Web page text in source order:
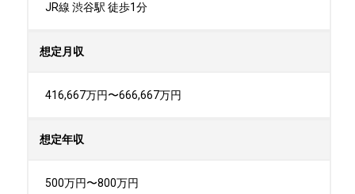
JR線 渋谷駅 徒歩1分
想定月収
416,667万円〜666,667万円
想定年収
500万円〜800万円